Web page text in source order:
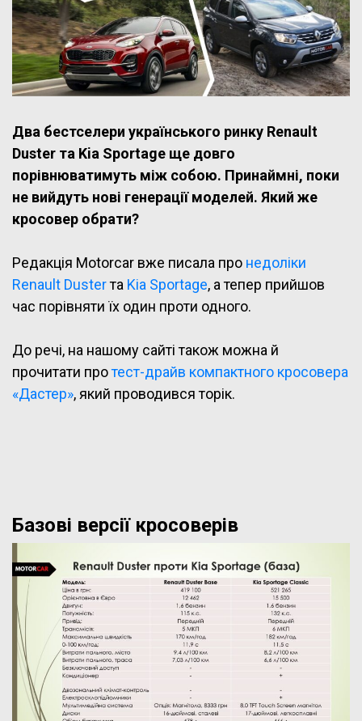
Два бестселери українського ринку Renault
Duster та Kia Sportage ще довго
порівнюватимуть між собою. Принаймні, поки
не вийдуть нові генерації моделей. Який же
кросовер обрати?
Редакція Motorcar вже писала про недоліки
Renault Dusterта Kia Sportage, а тепер прийшов
час порівняти їх один проти одного.
До речі, на нашому сайті також можна й
прочитати протест-драйв компактного кросовера
«Дастер», який проводився торік.
Базові версії кросоверів